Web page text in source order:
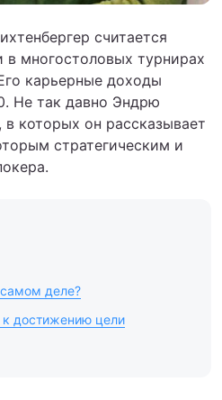
считается
многостоловых турнирах
карьерные доходы
Не так давно Эндрю
которых он рассказывает
стратегическим и
деле?
достижению цели